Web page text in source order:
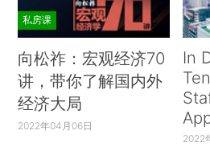
私房课
向松祚：宏观经济70
讲，带你了解国内外
经济大局
2022年04月06日
In
2022